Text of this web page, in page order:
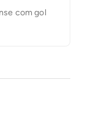
com gol